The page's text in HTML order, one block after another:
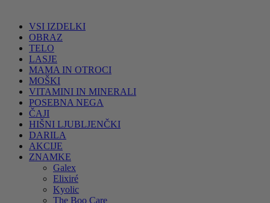
VSI IZDELKI
OBRAZ
TELO
LASJE
MAMA IN OTROCI
MOŠKI
VITAMINI IN MINERALI
POSEBNA NEGA
ČAJI
HIŠNI LJUBLJENČKI
DARILA
AKCIJE
ZNAMKE
Galex
Elixiré
Kyolic
The Boo Care